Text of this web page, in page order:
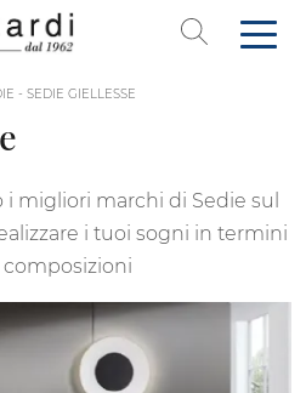
- SEDIE GIELLESSE
migliori marchi di Sedie sul
i tuoi sogni in termini
composizioni